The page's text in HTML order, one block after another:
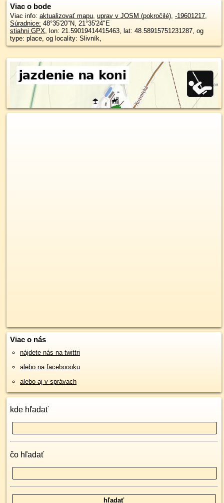
Viac o bode
Viac info: aktualizovať mapu, uprav v JOSM (pokročilé), -19601217,
Súradnice: 48°35'20"N, 21°35'24"E
stiahni GPX, lon: 21.59019414415463, lat: 48.58915751231287, og
type: place, og locality: Slivník,
Viac o nás
nájdete nás na twittri
alebo na faceboooku
alebo aj v správach
kde hľadať
čo hľadať